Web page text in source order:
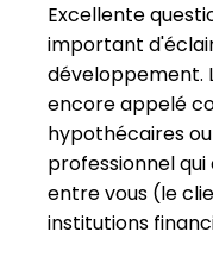
Excellente
important
développement.
encore appelé
hypothécaires
professionnel
entre vous (le
institutions